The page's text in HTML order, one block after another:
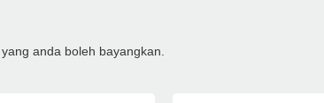
anda boleh bayangkan.